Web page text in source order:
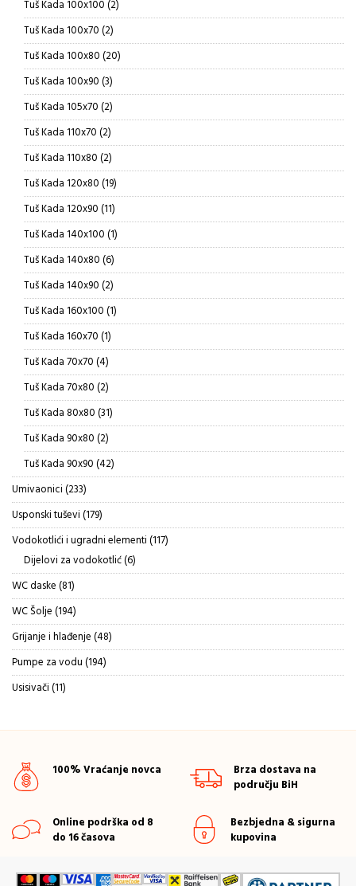
Tuš Kada 100x100 22
proizvoda
Tuš Kada 100x70 22
proizvoda
Tuš Kada 100x80 2020
proizvoda
Tuš Kada 100x90 33
proizvoda
Tuš Kada 105x70 22
proizvoda
Tuš Kada 110x70 22
proizvoda
Tuš Kada 110x80 22
proizvoda
Tuš Kada 120x80 1919
proizvoda
Tuš Kada 120x90 1111
proizvoda
Tuš Kada 140x100 11
proizvod
Tuš Kada 140x80 66
proizvoda
Tuš Kada 140x90 22
proizvoda
Tuš Kada 160x100 11
proizvod
Tuš Kada 160x70 11
proizvod
Tuš Kada 70x70 44
proizvoda
Tuš Kada 70x80 22
proizvoda
Tuš Kada 80x80 3131
proizvod
Tuš Kada 90x80 22
proizvoda
Tuš Kada 90x90 4242
proizvoda
Umivaonici 233233
proizvoda
Usponski tuševi 179179
proizvoda
Vodokotlići i ugradni elementi 117117
Dijelovi za vodokotlić 66
proizvoda
WC daske 8181
proizvod
WC Šolje 194194
proizvoda
Grijanje i hlađenje 4848
proizvoda
Pumpe za vodu 194194
proizvoda
Usisivači 1111
100% Vraćanje novca
Brza dostava na
području BiH
Online podrška od 8
do 16 časova
Bezbjedna & sigurna
kupovina